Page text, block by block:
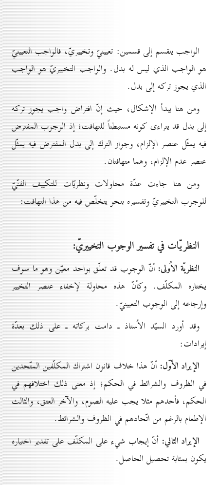
الواجب ينقسم إلى قسمين: تعيينيّ وتخييريّ، فالواجب التعيينيّ
هو الواجب الذي ليس له بدل. والواجب التخييريّ هو الواجب
الذي يجوز تركه إلى بدل.
ومن هنا يبدأ الإشكال، حيث إنّ افتراض واجب يجوز تركه
إلى بدل قد يتراءى كونه مستبطناً للتهافت؛ إذ الوجوب المفترض
فيه يمثّل عنصر الإلزام، وجواز الترك إلى بدل المفترض فيه يمثّل
عنصر عدم الإلزام، وهما متهافتان.
ومن هنا جاءت عدّة محاولات ونظريّات للتكييف الفنّيّ
للوجوب التخييريّ وتفسيره بنحو يتخلّص فيه من هذا التهافت:
النظريّات في تفسير الوجوب التخييريّ:
النظريّة الاُولى: أنّ الوجوب قد تعلّق بواحد معيّن وهو ما سوف
يختاره المكلّف. وكأنّ هذه محاولة لإخفاء عنصر التخيير
وإرجاعه إلى الوجوب التعيينيّ.
وقد أورد السيّد الاُستاذ ـ دامت بركاته ـ على ذلك بعدّة
إيرادات:
الإيراد الأوّل: أنّ هذا خلاف قانون اشتراك المكلّفين المتّحدين
في الظروف والشرائط في الحكم؛ إذ معنى ذلك اختلافهم في
الحكم، فأحدهم مثلا يجب عليه الصوم، والآخر العتق، والثالث
الإطعام بالرغم من اتّحادهم في الظروف والشرائط.
الإيراد الثاني: أنّ إيجاب شيء على المكلّف على تقدير اختياره
يكون بمثابة تحصيل الحاصل.